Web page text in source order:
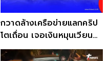
กวาดล้างเครือข่ายแลกคริป
โตเถื่อน เจอเงินหมุนเวียน
1.4 หมื่นล้าน